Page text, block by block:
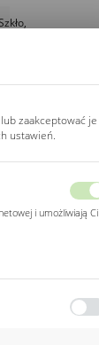
zaakceptować je
ustawień.
i umożliwiają Ci
Dzięki plikom